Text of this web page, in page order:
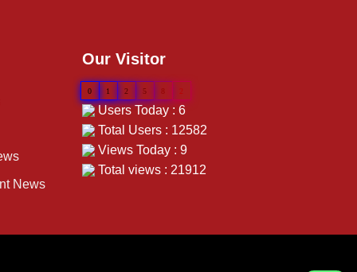
News
Our Visitor
0 1 2 5
Users Today : 6
Total Users : 12582
Views Today : 9
Total views : 21912